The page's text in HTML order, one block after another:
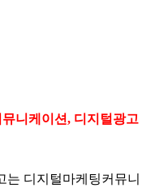
니케이션, 디지털광고
는 디지털마케팅커뮤니